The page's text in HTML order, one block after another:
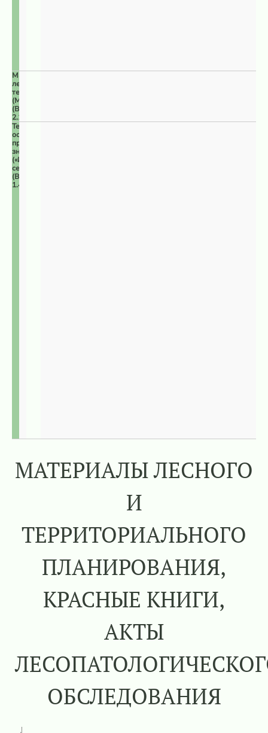
Малонарушенные
лесные
территории
(МЛТ)
(ВПЦ
2.1)
Территории
особого
природоохранного
значения
(«Изумрудная
сеть»)
(ВПЦ
1.4)
МАТЕРИАЛЫ ЛЕСНОГО
И
ТЕРРИТОРИАЛЬНОГО
ПЛАНИРОВАНИЯ,
КРАСНЫЕ КНИГИ,
АКТЫ
ОБСЛЕДОВАНИЯ